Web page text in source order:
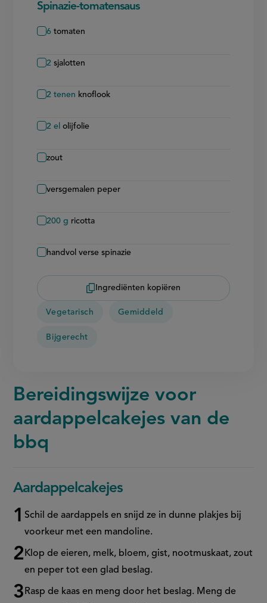
Spinazie-tomatensaus
6 tomaten
2 sjalotten
2 tenen knoflook
2 el olijfolie
zout
versgemalen peper
200 g ricotta
handvol verse spinazie
Ingrediënten kopiëren
Vegetarisch Gemiddeld
Bijgerecht
Bereidingswijze voor
aardappelcakejes van de
bbq
Aardappelcakejes
Schil de aardappels en snijd ze in dunne plakjes bij
voorkeur met een mandoline.
Klop de eieren, melk, bloem, gist, nootmuskaat, zout
en peper tot een glad beslag.
Rasp de kaas en meng door het beslag. Meng de